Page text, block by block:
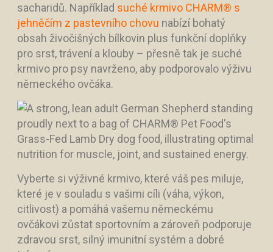
sacharidů. Například suché krmivo CHARM® s
jehněčím z pastevního chovu nabízí bohatý
obsah živočišných bílkovin plus funkční doplňky
pro srst, trávení a klouby – přesně tak je suché
krmivo pro psy navrženo, aby podporovalo výživu
německého ovčáka.
Vyberte si výživné krmivo, které váš pes miluje,
které je v souladu s vašimi cíli (váha, výkon,
citlivost) a pomáhá vašemu německému
ovčákovi zůstat sportovním a zároveň podporuje
zdravou srst, silný imunitní systém a dobré